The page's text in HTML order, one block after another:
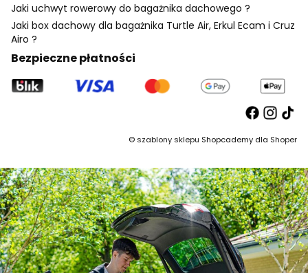
Jaki uchwyt rowerowy do bagażnika dachowego ?
Jaki box dachowy dla bagażnika Turtle Air, Erkul Ecam i Cruz
Airo ?
Bezpieczne płatności
©szablony sklepu Shopcademy dla Shoper